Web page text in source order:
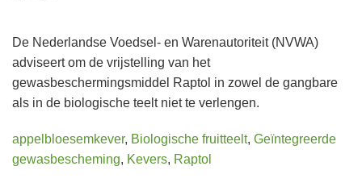
De Nederlandse Voedsel- en Warenautoriteit (NVWA)
adviseert om de vrijstelling van het
gewasbeschermingsmiddel Raptol in zowel de gangbare
als in de biologische teelt niet te verlengen.
appelbloesemkever, Biologische fruitteelt, Geïntegreerde
gewasbescheming, Kevers, Raptol